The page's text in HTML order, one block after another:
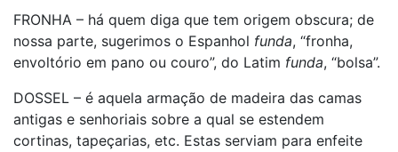
FRONHA – há quem diga que tem origem obscura; de
nossa parte, sugerimos o Espanhol funda, “fronha,
envoltório em pano ou couro”, do Latim funda, “bolsa”.
DOSSEL – é aquela armação de madeira das camas
antigas e senhoriais sobre a qual se estendem
cortinas, tapeçarias, etc. Estas serviam para enfeite